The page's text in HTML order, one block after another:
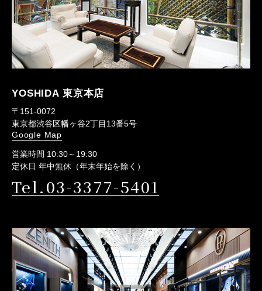
YOSHIDA 東京本店
〒151-0072
東京都渋谷区幡ヶ谷2丁目13番5号
Google Map
営業時間 10:30～19:30
定休日 年中無休（年末年始を除く）
Tel.03-3377-5401